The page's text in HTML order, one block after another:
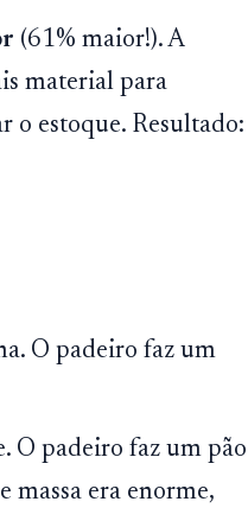
(61% maior!). A
material para
o estoque. Resultado:
O padeiro faz um
O padeiro faz um pão
massa era enorme,